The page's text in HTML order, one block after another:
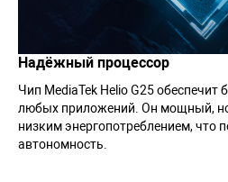
Надёжный процессор
Чип MediaTek Helio G25 обеспечит
любых приложений. Он мощный,
низким энергопотреблением, что
автономность.